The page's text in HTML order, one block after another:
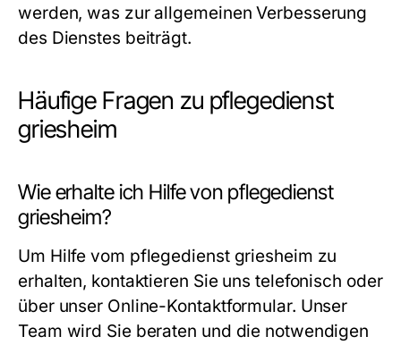
werden, was zur allgemeinen Verbesserung
des Dienstes beiträgt.
Häufige Fragen zu pflegedienst
griesheim
Wie erhalte ich Hilfe von pflegedienst
griesheim?
Um Hilfe vom pflegedienst griesheim zu
erhalten, kontaktieren Sie uns telefonisch oder
über unser Online-Kontaktformular. Unser
Team wird Sie beraten und die notwendigen